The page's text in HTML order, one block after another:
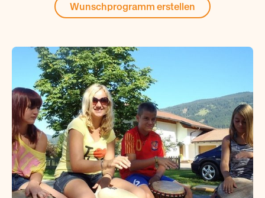
Wunschprogramm erstellen